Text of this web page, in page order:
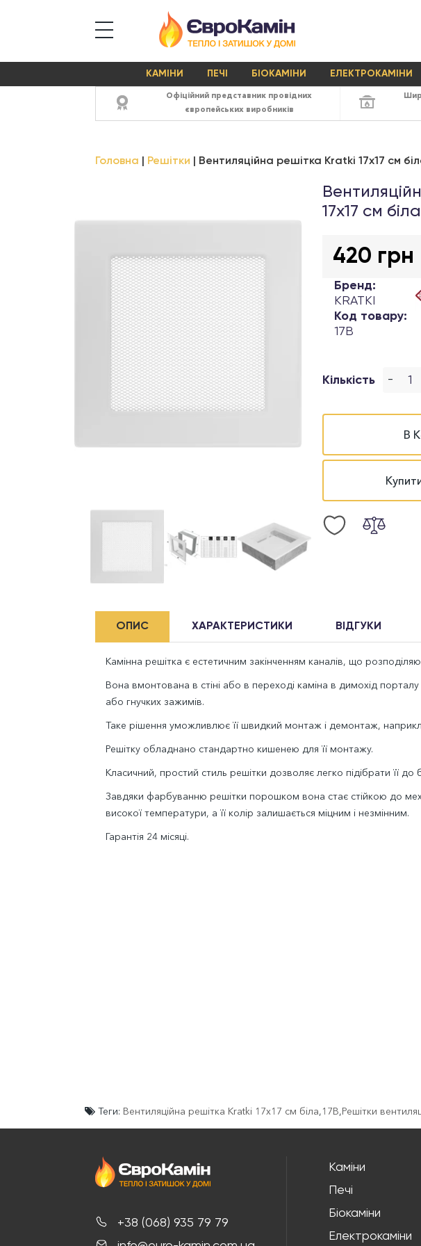
КАМІНИ ПЕЧІ БІОКАМІНИ ЕЛЕКТРОКАМІНИ
Офіційний представник провідних
європейських виробників
Головна Решітки Вентиляційна решітка Kratki 17x17 см
17х17 см біла
420 грн
Бренд:
KRATKI
Код товару:
17B
Кількість -
В
ОПИС ХАРАКТЕРИСТИКИ ВІДГУКИ
Камінна решітка є естетичним закінченням каналів, що
Вона вмонтована в стіні або в переході каміна в димохід
або гнучких зажимів.
Таке рішення уможливлює її швидкий монтаж і демонтаж,
Решітку обладнано стандартно кишенею для її монтажу.
Класичний, простий стиль решітки дозволяє легко підібрати її до
Завдяки фарбуванню решітки порошком вона стає стійкою до
високої температури, а її колір залишається міцним і незмінним.
Гарантія 24 місяці.
Теги: Вентиляційна решітка Kratki 17x17 см біла,17B,Решітки
+38 (068) 935 79 79
Каміни
Печі
Біокаміни
Електрокаміни